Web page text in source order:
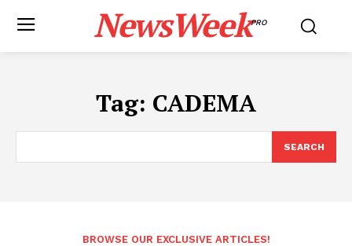
NewsWeekPRO
Tag: CADEMA
SEARCH
BROWSE OUR EXCLUSIVE ARTICLES!